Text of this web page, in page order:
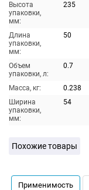
Высота
упаковки,
мм:
235
Длина
упаковки,
мм:
50
Объем
упаковки, л:
0.7
Масса, кг:
0.238
Ширина
упаковки,
мм:
54
Похожие товары
Применимость